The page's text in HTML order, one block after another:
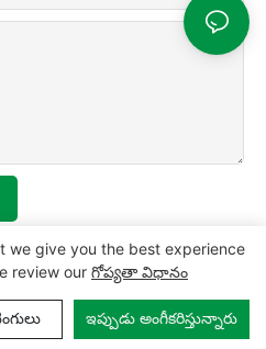
|సైథాప్|గోప్యతా విధానం
we give you the best experience
review our గోప్యతా విధానం
ఇప్పుడు అంగీకరిస్తున్నారు